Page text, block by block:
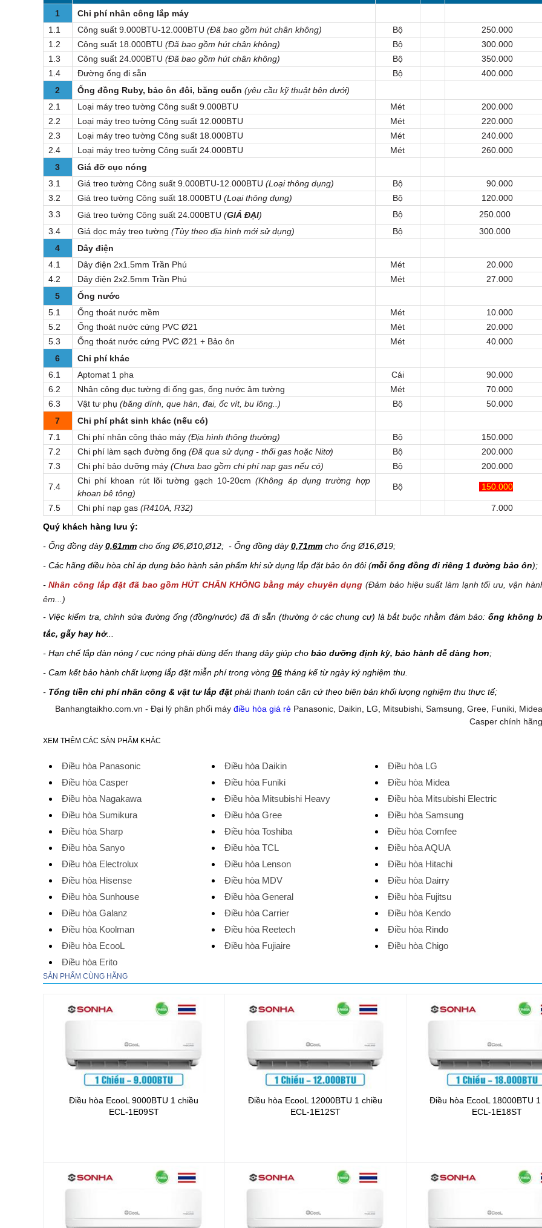
1
Chi phí nhân công lắp máy
1.1
Công suất 9.000BTU-12.000BTU (Đã bao gồm hút chân không) Bộ
250.000
1.2
Công suất 18.000BTU (Đã bao gồm hút chân không) Bộ
300.000
1.3
Công suất 24.000BTU (Đã bao gồm hút chân không) Bộ
350.000
1.4
Đường ống đi sẵn Bộ
400.000
2
Ống đồng Ruby, bảo ôn đôi, băng cuốn (yêu cầu kỹ thuật bên dưới)
2.1
Loại máy treo tường Công suất 9.000BTU Mét
200.000
2.2
Loại máy treo tường Công suất 12.000BTU Mét
220.000
2.3
Loại máy treo tường Công suất 18.000BTU Mét
240.000
2.4
Loại máy treo tường Công suất 24.000BTU Mét
260.000
3
Giá đỡ cục nóng
3.1
Giá treo tường Công suất 9.000BTU-12.000BTU (Loại thông dụng) Bộ
90.000
3.2
Giá treo tường Công suất 18.000BTU (Loại thông dụng) Bộ
120.000
3.3
Giá treo tường Công suất 24.000BTU (GIÁ ĐẠI) Bộ
250.000
3.4
Giá dọc máy treo tường (Tùy theo địa hình mới sử dụng) Bộ
300.000
4
Dây điện
4.1
Dây điện 2x1.5mm Trần Phú Mét
20.000
4.2
Dây điện 2x2.5mm Trần Phú Mét
27.000
5
Ống nước
5.1
Ống thoát nước mềm Mét
10.000
5.2
Ống thoát nước cứng PVC Ø21 Mét
20.000
5.3
Ống thoát nước cứng PVC Ø21 + Bảo ôn Mét
40.000
6
Chi phí khác
6.1
Aptomat 1 pha Cái
90.000
6.2
Nhân công đục tường đi ống gas, ống nước âm tường Mét
70.000
6.3
Vật tư phụ (băng dính, que hàn, đai, ốc vít, bu lông..) Bộ
50.000
7
Chi phí phát sinh khác (nếu có)
7.1
Chi phí nhân công tháo máy (Địa hình thông thường) Bộ
150.000
7.2
Chi phí làm sạch đường ống (Đã qua sử dụng - thổi gas hoặc Nitơ) Bộ
200.000
7.3
Chi phí bảo dưỡng máy (Chưa bao gồm chi phí nạp gas nếu có) Bộ 200.000
7.4
Chi phí khoan rút lõi tường gạch 10-20cm(Không áp dụng trường hợp
khoan bê tông)
Bộ 150.000
7.5 Chi phí nạp gas (R410A, R32)
7.000
Quý khách hàng lưu ý:
- Ống đồng dày0,61mmcho ống Ø6,Ø10,Ø12; - Ống đồng dày0,71mmcho ống Ø16,Ø19;
- Các hãng điều hòa chỉ áp dụng bảo hành sản phẩm khi sử dụng lắp đặt bảo ôn đôi (mỗi ống đồng đi riêng 1 đường bảo ôn);
-Nhân công lắp đặt đã bao gồm HÚT CHÂN KHÔNG bằng máy chuyên dụng(Đảm bảo hiệu suất làm lạnh tối ưu, vận
êm...)
- Việc kiểm tra, chỉnh sửa đường ống (đồng/nước) đã đi sẵn (thường ở các chung cư) là bắt buộc nhằm đảm bảo:ống không
tắc, gẫy hay hở...
- Hạn chế lắp dàn nóng / cục nóng phải dùng đến thang dây giúp chobảo dưỡng định kỳ, bảo hành dễ dàng hơn;
- Cam kết bảo hành chất lượng lắp đặt miễn phí trong vòng 06tháng kể từ ngày ký nghiệm thu.
- Tổng tiền chi phí nhân công & vật tư lắp đặtphải thanh toán căn cứ theo biên bản khối lượng nghiệm thu thực tế;
Banhangtaikho.com.vn - Đại lý phân phối máy điều hòa giá rẻPanasonic, Daikin, LG, Mitsubishi, Samsung, Gree, Funiki,
Casper chính
XEM THÊM CÁC SẢN PHẨM KHÁC
Điều hòa Panasonic Điều hòa Daikin
Điều hòa LG
Điều hòa Casper
Điều hòa Funiki
Điều hòa Midea
Điều hòa Nagakawa
Điều hòa Mitsubishi Heavy
Điều hòa Mitsubishi Electric
Điều hòa Sumikura
Điều hòa Gree
Điều hòa Samsung
Điều hòa Sharp
Điều hòa Toshiba
Điều hòa Comfee
Điều hòa Sanyo
Điều hòa TCL
Điều hòa AQUA
Điều hòa Electrolux
Điều hòa Lenson
Điều hòa Hitachi
Điều hòa Hisense
Điều hòa MDV
Điều hòa Dairry
Điều hòa Sunhouse
Điều hòa General
Điều hòa Fujitsu
Điều hòa Galanz
Điều hòa Carrier
Điều hòa Kendo
Điều hòa Koolman
Điều hòa Reetech
Điều hòa Rindo
Điều hòa EcooL
Điều hòa Fujiaire
Điều hòa Chigo
Điều hòa Erito
SẢN PHẨM CÙNG HÃNG
Điều hòa EcooL 9000BTU 1 chiều
ECL-1E09ST
Điều hòa EcooL 12000BTU 1 chiều
ECL-1E12ST
Điều hòa EcooL 18000BTU
ECL-1E18ST